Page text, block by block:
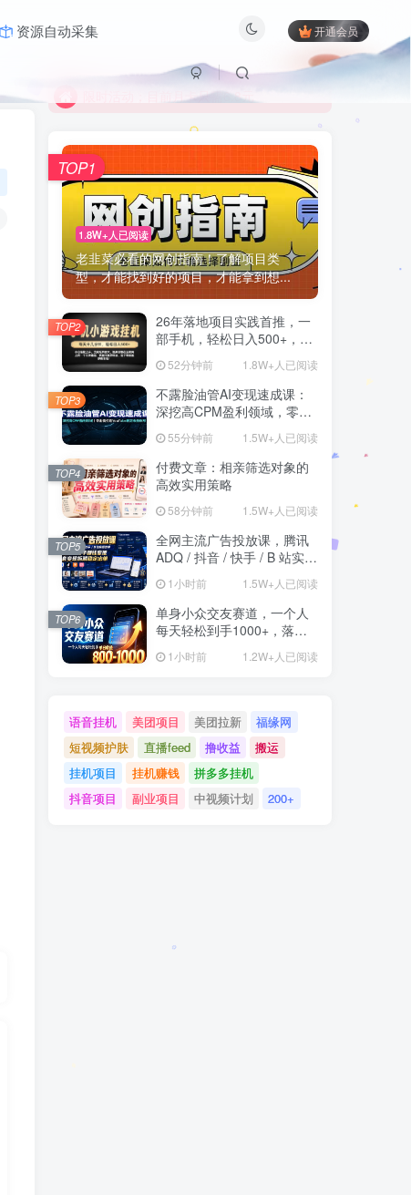
资源自动采集 开通会员
限时活动；目前月卡只需6.8元
有问题联系及时联系站长
限时活动；目前月卡只需6.8元
有问题联系及时联系站长
1.8W+人已阅读
老韭菜必看的网创指南！了解项目类
型，才能找到好的项目，才能拿到想...
TOP1
26年落地项目实践首推，一
部手机，轻松日入500+，长
52分钟前 1.8W+人已阅读
TOP2
不露脸油管AI变现速成课：
深挖高CPM盈利领域，零出
镜打造YouTube稳定收益账
号 55分钟前 1.5W+人已阅读
TOP3
付费文章：相亲筛选对象的
高效实用策略
58分钟前 1.5W+人已阅读
TOP4
全网主流广告投放课，腾讯
ADQ / 抖音 / 快手 / B 站实操
教学，手把手教投手赚钱变
现，全套变现拆解稳定出单
1小时前 1.5W+人已阅读
TOP5
单身小众交友赛道，一个人
每天轻松到手1000+，落地
快、见效稳【揭秘】
1小时前 1.2W+人已阅读
TOP6
语音挂机 美团项目 美团拉新
福缘网
短视频护肤
直播feed 撸收益
搬运
挂机项目
挂机赚钱
拼多多挂机
抖音项目
副业项目 中视频计划 200+